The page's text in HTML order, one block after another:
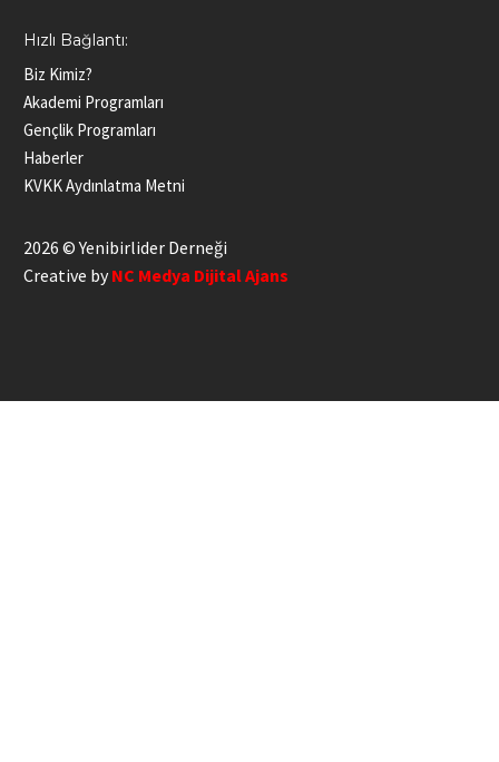
Hızlı Bağlantı:
Biz Kimiz?
Akademi Programları
Gençlik Programları
Haberler
KVKK Aydınlatma Metni
2026 © Yenibirlider Derneği
Creative by NC Medya Dijital Ajans